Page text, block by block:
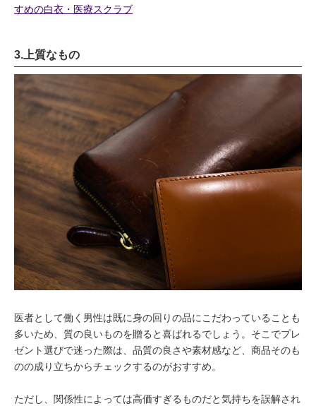
すめの白衣・医療スクラブ
3.上質なもの
医者として働く男性は既に身の回りの品にこだわっていることも
多いため、質の良いものを贈ると喜ばれるでしょう。そこでプレ
ゼント選びで迷った際は、品質の良さや素材感など、商品そのも
のの成り立ちからチェックするのがおすすめ。
ただし、関係性によっては高価すぎるものだと気持ちを誤解され